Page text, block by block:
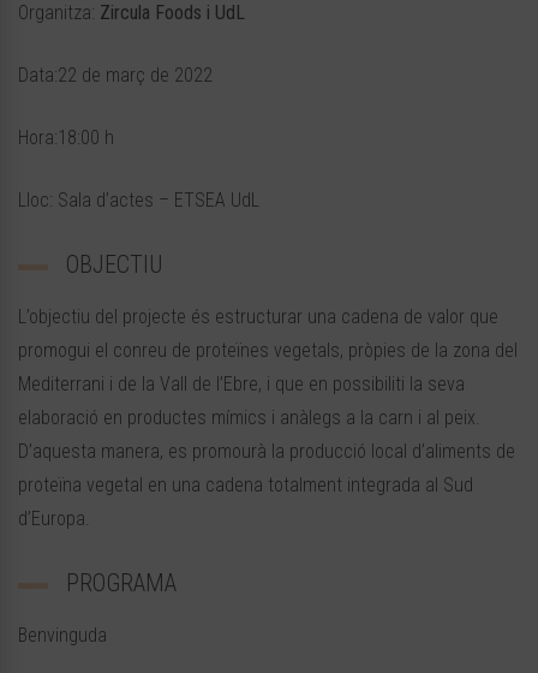
Organitza: Zircula Foods i UdL
Data:22 de març de 2022
Hora:18:00 h
Lloc: Sala d’actes – ETSEA UdL
OBJECTIU
L’objectiu del projecte és estructurar una cadena de valor que
promogui el conreu de proteïnes vegetals, pròpies de la zona del
Mediterrani i de la Vall de l’Ebre, i que en possibiliti la seva
elaboració en productes mímics i anàlegs a la carn i al peix.
D’aquesta manera, es promourà la producció local d’aliments de
proteïna vegetal en una cadena totalment integrada al Sud
d’Europa.
PROGRAMA
Benvinguda